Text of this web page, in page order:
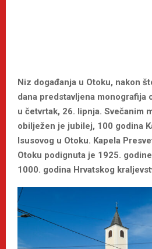
Niz događanja u Otoku, nakon
dana predstavljena monografija
u četvrtak, 26. lipnja. Svečanim
obilježen je jubilej, 100 godina
Isusovog u Otoku. Kapela
Otoku podignuta je 1925.
1000. godina Hrvatskog